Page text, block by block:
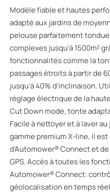
Modèle fiable et hautes
adapté aux jardins de
pelouse parfaitement
complexes jusqu’à 1500m²
fonctionnalités comme la
passages étroits à partir de
jusqu’à 40% d’inclinaison.
réglage électrique de la
Cut Down mode, tonte
Facile à nettoyer et à laver
gamme premium X-line, il est
d’Automower® Connect et
GPS. Accès à toutes les
Automower® Connect:
géolocalisation en temps